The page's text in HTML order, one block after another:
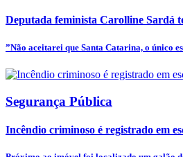
Deputada feminista Carolline Sardá
”Não aceitarei que Santa Catarina, o único
Segurança Pública
Incêndio criminoso é registrado em